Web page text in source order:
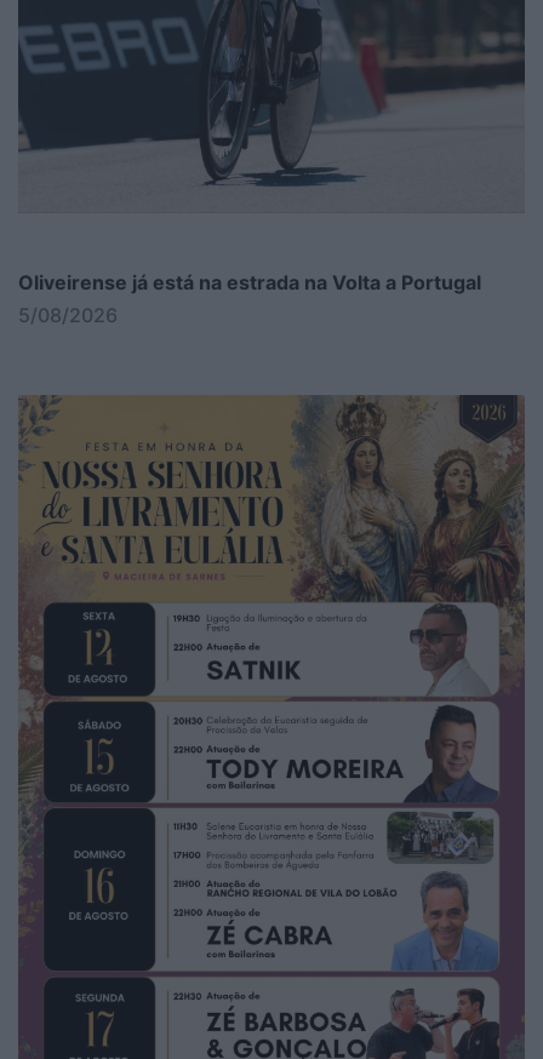
Oliveirense já está na estrada na Volta a Portugal
5/08/2026